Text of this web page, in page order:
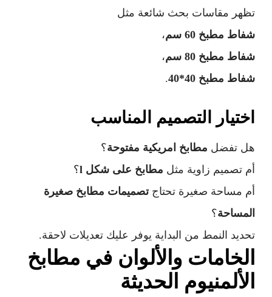
تظهر مقاسات بحث شائعة مثل
شفاط مطبخ 60 سم
،
شفاط مطبخ 80 سم
،
شفاط مطبخ 40*40
.
اختيار التصميم المناسب
هل تفضل مطابخ امريكية مفتوحة؟
أم تصميم زاوية مثل مطابخ على شكل l ؟
أم مساحة صغيرة تحتاجتصميمات مطابخ صغيرة
المساحة؟
تحديد النمط من البداية يوفر عليك تعديلات لاحقة.
الخامات والألوان في مطابخ
الألمنيوم الحديثة